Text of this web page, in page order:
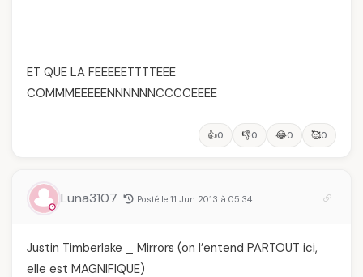
ET QUE LA FEEEEETTTTEEE
COMMMEEEEENNNNNNCCCCEEEE
👍0 👎0 😂0 🥰0
Luna3107 Posté le 11 Jun 2013 à 05:34
Justin Timberlake _ Mirrors (on l’entend PARTOUT ici,
elle est MAGNIFIQUE)